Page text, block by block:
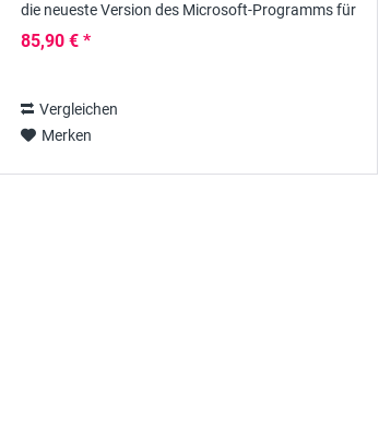
die neueste Version des Microsoft-Programms für
85,90 € *
Vergleichen
Merken